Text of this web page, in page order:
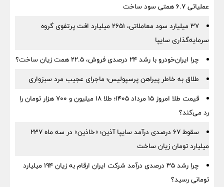
عملیاتی ۶.۷ همتی سود ساخت
۳۷ میلیارد سود معاملاتی، ۲۶۵۱ میلیارد افت پرتفوی گروه
سرمایه‌گذاری سایپا
چرا ایران‌خودرو با رشد ۲۴ درصدی فروش، ۲۲.۵ همت زیان ساخت؟
طلاق به خاطر پیراهن پرسپولیس؛ ماجرای عجیب مرد سبزواری
قیمت طلا امروز ۱۵ مرداد ۱۴۰۵؛ طلا ۱۸ میلیون و ۷۰۰ هزار تومان را
رد می‌کند؟
سقوط ۶۷ درصدی درآمد سایپا آذین؛ «خاذین» در سه ماه ۲۳۷
میلیارد تومان زیان ساخت
چرا رشد ۳۵ درصدی درآمد شرکت ایران ارقام به زیان ۱۹۴ میلیارد
تومانی رسید؟